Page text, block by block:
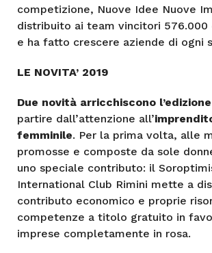
competizione, Nuove Idee Nuove
distribuito ai team vincitori 576.000
e ha fatto crescere aziende di ogni
LE NOVITA’ 2019
Due novità arricchiscono
partire dall’attenzione all’
femminile. Per la prima volta, alle
promosse e composte da sole
uno speciale contributo: il
International Club Rimini mette a
contributo economico e proprie
competenze a titolo gratuito in
imprese completamente in rosa.